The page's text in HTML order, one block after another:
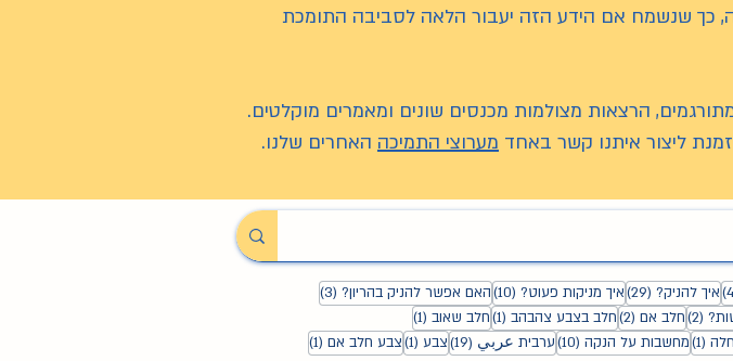
כך שנשמח אם הידע הזה יעבור הלאה לסביבה התומכת
הרצאות מצולמות מכנסים שונים ומאמרים מוקלטים.
ליצור איתנו קשר באחד מערוצי התמיכה האחרים שלנו.
4 פוסטיםאיך להניק? (29) 29 פוסטים
איך מניקות פעוט? (10) 10 פוסטים
האם אפשר להניק בהריון? (3)
3 פוסטים
(2) 2 פוסטיםחלב אם (2) 2 פוסטיםחלב בצבע צהבהב (1) פוסט 1
חלב שאוב (1) פוסט 1
(1) פוסט 1
מחשבות על הנקה (10) 10 פוסטים
ערבית عربي (19) 19 פוסטים
צבע (1) פוסט 1
צבע חלב אם (1) פוסט 1